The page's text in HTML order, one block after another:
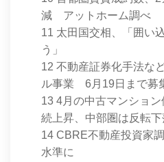
減 アットホーム調べ
11 太田国交相、「囲い
う」
12 不動産証券化手法な
ル事業 6月19日まで募
13 4月の中古マンショ
続上昇、中部圏は反転下
14 CBRE不動産投資家
水準に